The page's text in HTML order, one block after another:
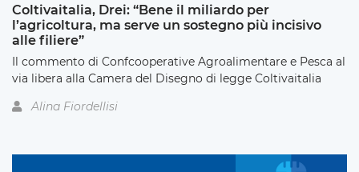
Coltivaitalia, Drei: “Bene il miliardo per
l’agricoltura, ma serve un sostegno più incisivo
alle filiere”
Il commento di Confcooperative Agroalimentare e Pesca al
via libera alla Camera del Disegno di legge Coltivaitalia
Alina Fiordellisi